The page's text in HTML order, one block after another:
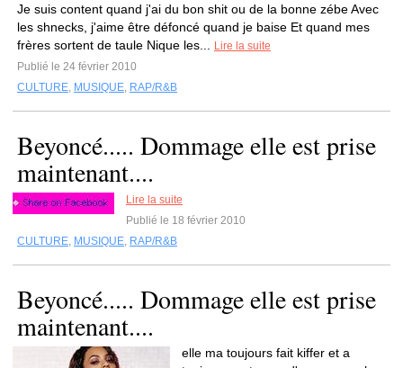
Je suis content quand j'ai du bon shit ou de la bonne zébe Avec
les shnecks, j'aime être défoncé quand je baise Et quand mes
frères sortent de taule Nique les...
Lire la suite
Publié le 24 février 2010
CULTURE, MUSIQUE, RAP/R&B
Beyoncé..... Dommage elle est prise
maintenant....
Lire la suite
Publié le 18 février 2010
CULTURE, MUSIQUE, RAP/R&B
Beyoncé..... Dommage elle est prise
maintenant....
elle ma toujours fait kiffer et a